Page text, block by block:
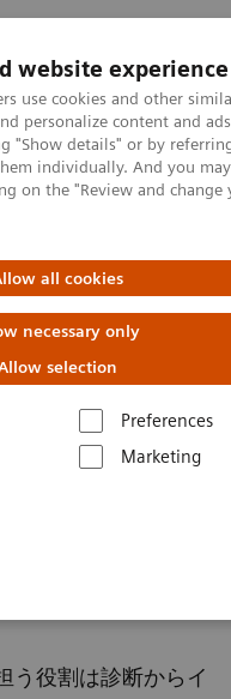
website experience
use cookies and other
personalize content and
"Show details" or by
individually. And you
on the "Review and
all cookies
necessary only
selection
Preferences
Marketing
情報 Insights
影装置 Angio
う役割は診断からイ